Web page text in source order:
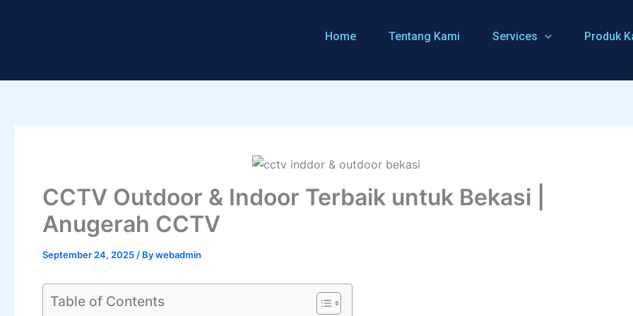
Home Tentang Kami Services Produk
CCTV Outdoor & Indoor Terbaik untuk Bekasi |
Anugerah CCTV
September 24, 2025 / Bywebadmin
Table of Contents